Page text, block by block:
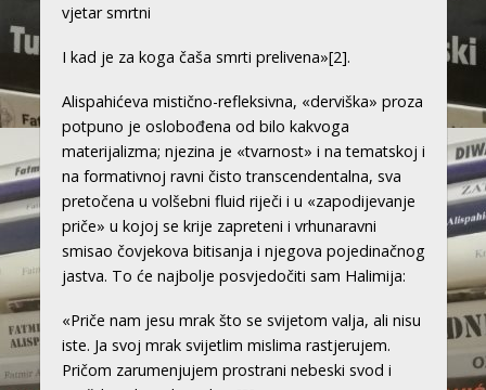
vjetar smrtni
I kad je za koga čaša smrti prelivena»[2].
Alispahićeva mistično-refleksivna, «derviška» proza
potpuno je oslobođena od bilo kakvoga
materijalizma; njezina je «tvarnost» i na tematskoj i
na formativnoj ravni čisto transcendentalna, sva
pretočena u volšebni fluid riječi i u «zapodijevanje
priče» u kojoj se krije zapreteni i vrhunaravni
smisao čovjekova bitisanja i njegova pojedinačnog
jastva. To će najbolje posvjedočiti sam Halimija:
«Priče nam jesu mrak što se svijetom valja, ali nisu
iste. Ja svoj mrak svijetlim mislima rastjerujem.
Pričom zarumenjujem prostrani nebeski svod i